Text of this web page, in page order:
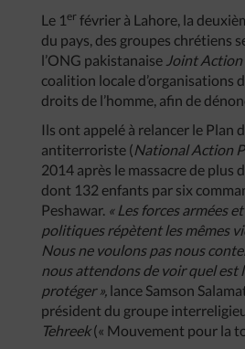
Le 1 er février à Lahore, la
du pays, des groupes chrétiens
l’ONG pakistanaise Joint
coalition locale d’organisations
droits de l’homme, afin de
Ils ont appelé à relancer le Plan
antiterroriste (National Action
2014 après le massacre de plus
dont 132 enfants par six
Peshawar. « Les forces armées
politiques répètent les mêmes
Nous ne voulons pas nous
nous attendons de voir quel est
protéger », lance Samson
président du groupe
Tehreek(« Mouvement pour la